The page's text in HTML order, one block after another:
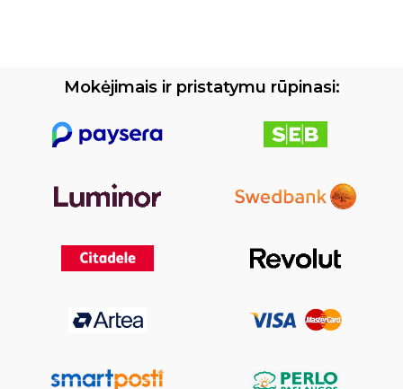
Mokėjimais ir pristatymu rūpinasi: